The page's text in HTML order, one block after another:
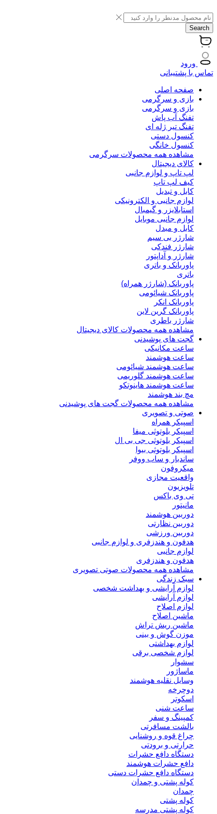
Search
ورود
تماس با پشتیبانی
صفحه اصلی
بازی و سرگرمی
بازی و سرگرمی
تفنگ آب پاش
تفنگ تیر ژله ای
کنسول دستی
کنسول خانگی
مشاهده همه محصولات سرگرمی
کالای دیجیتال
لپ تاپ و لوازم جانبی
کیف لپ تاپ
کابل و تبدیل
لوازم جانبی و الکترونیکی
استابلایزر و گیمبال
لوازم جانبی موبایل
کابل و مبدل
شارژر بی سیم
شارژر فندکی
شارژر و آداپتور
پاوربانک و باتری
باتری
پاوربانک (شارژر همراه)
پاوربانک شیائومی
پاوربانک انکر
پاوربانک گرین لاین
شارژر باطری
مشاهده همه محصولات کالای دیجیتال
گجت های پوشیدنی
ساعت مکانیکی
ساعت هوشمند
ساعت هوشمند شیائومی
ساعت هوشمند گلوریمی
ساعت هوشمند هاینوتکو
مچ بند هوشمند
مشاهده همه محصولات گجت های پوشیدنی
صوتی و تصویری
اسپیکر همراه
اسپیکر بلوتوثی میفا
اسپیکر بلوتوثی جی بی ال
اسپیکر بلوتوثی بیوا
ساندبار و ساب ووفر
میکروفون
واقعیت مجازی
تلویزیون
تی وی باکس
مانیتور
دوربین هوشمند
دوربین نظارتی
دوربین ورزشی
هدفون و هندزفری و لوازم جانبی
لوازم جانبی
هدفون و هندزفری
مشاهده همه محصولات صوتی تصویری
سبک زندگی
لوازم آرایشی و بهداشت شخصی
لوازم آرایشی
لوازم اصلاح
ماشین اصلاح
ماشین ریش تراش
موزن گوش و بینی
لوازم بهداشتی
لوازم شخصی برقی
سشوار
ماساژور
وسایل نقلیه هوشمند
دوچرخه
اسکوتر
ساعت شنی
کمپینگ و سفر
بالشت مسافرتی
چراغ قوه و روشنایی
حرارتی و برودتی
دستگاه دافع حشرات
دافع حشرات هوشمند
دستگاه دافع حشرات دستی
کوله پشتی و چمدان
چمدان
کوله پشتی
کوله پشتی مدرسه